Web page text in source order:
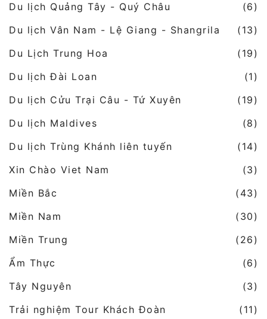
Du lịch Quảng Tây - Quý Châu
(6)
Du lịch Vân Nam - Lệ Giang - Shangrila
(13)
Du Lịch Trung Hoa
(19)
Du lịch Đài Loan
(1)
Du lịch Cửu Trại Câu - Tứ Xuyên
(19)
Du lịch Maldives
(8)
Du lịch Trùng Khánh liên tuyến
(14)
Xin Chào Viet Nam
(3)
Miền Bắc
(43)
Miền Nam
(30)
Miền Trung
(26)
Ẩm Thực
(6)
Tây Nguyên
(3)
Trải nghiệm Tour Khách Đoàn
(11)